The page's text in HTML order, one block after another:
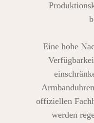
Eine hohe
offiziellen
werden